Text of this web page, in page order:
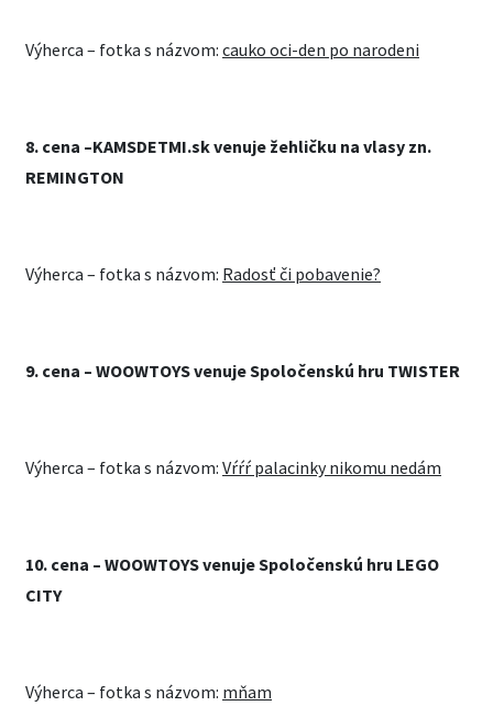
Výherca – fotka s názvom: cauko oci-den po narodeni
8. cena –KAMSDETMI.sk venuje žehličku na vlasy zn.
REMINGTON
Výherca – fotka s názvom: Radosť či pobavenie?
9. cena – WOOWTOYS venuje Spoločenskú hru TWISTER
Výherca – fotka s názvom: Vŕŕŕ palacinky nikomu nedám
10. cena – WOOWTOYS venuje Spoločenskú hru LEGO
CITY
Výherca – fotka s názvom: mňam